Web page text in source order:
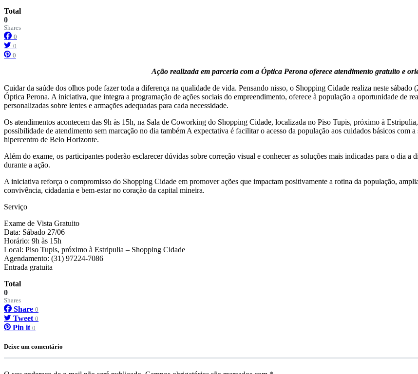
Total
0
Shares
0
0
0
Ação realizada em parceria com a Óptica Perona oferece atendimento gratuito e
Cuidar da saúde dos olhos pode fazer toda a diferença na qualidade de vida. Pensando nisso, o Shopping Cidade realiza neste
Óptica Perona. A iniciativa, que integra a programação de ações sociais do empreendimento, oferece à população a oportunidade de
personalizadas sobre lentes e armações adequadas para cada necessidade.
Os atendimentos acontecem das 9h às 15h, na Sala de Coworking do Shopping Cidade, localizada no Piso Tupis, próximo à
possibilidade de atendimento sem marcação no dia também A expectativa é facilitar o acesso da população aos cuidados básicos com
hipercentro de Belo Horizonte.
Além do exame, os participantes poderão esclarecer dúvidas sobre correção visual e conhecer as soluções mais indicadas para o dia
durante a ação.
A iniciativa reforça o compromisso do Shopping Cidade em promover ações que impactam positivamente a rotina da população,
convivência, cidadania e bem-estar no coração da capital mineira.
Serviço
Exame de Vista Gratuito
Data: Sábado 27/06
Horário: 9h às 15h
Local: Piso Tupis, próximo à Estripulia – Shopping Cidade
Agendamento: (31) 97224-7086
Entrada gratuita
Total
0
Shares
Share 0
Tweet 0
Pin it 0
Deixe um comentário